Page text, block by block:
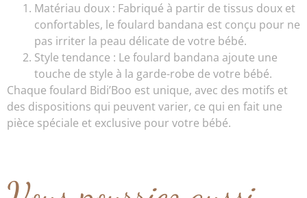
Matériau doux : Fabriqué à partir de tissus doux et
confortables, le foulard bandana est conçu pour ne
pas irriter la peau délicate de votre bébé.
Style tendance : Le foulard bandana ajoute une
touche de style à la garde-robe de votre bébé.
Chaque foulard Bidi’Boo est unique, avec des motifs et
des dispositions qui peuvent varier, ce qui en fait une
pièce spéciale et exclusive pour votre bébé.